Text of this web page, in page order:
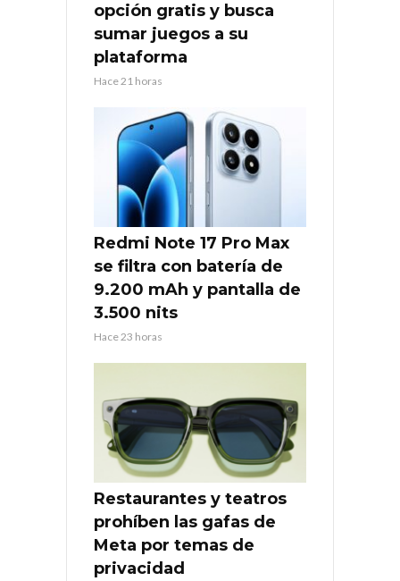
opción gratis y busca
sumar juegos a su
plataforma
Hace 21 horas
Redmi Note 17 Pro Max
se filtra con batería de
9.200 mAh y pantalla de
3.500 nits
Hace 23 horas
Restaurantes y teatros
prohíben las gafas de
Meta por temas de
privacidad